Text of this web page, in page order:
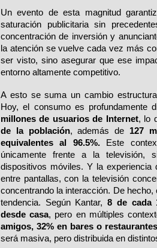
Un evento de esta magnitud
saturación publicitaria sin
concentración de inversión y
la atención se vuelve cada vez más
ser visto, sino asegurar que ese
entorno altamente competitivo.
A esto se suma un cambio
Hoy, el consumo es profundamente
millones de usuarios de Internet, lo
de la población, además de 127
equivalentes al 96.5%. Este
únicamente frente a la televisión,
dispositivos móviles. Y la
entre pantallas, con la televisión
concentrando la interacción. De
tendencia. Según Kantar, 8 de cada
desde casa, pero en múltiples
amigos, 32% en bares o
será masiva, pero distribuida en